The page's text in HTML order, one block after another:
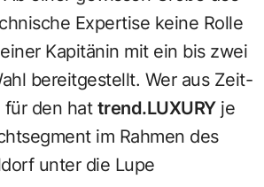
Expertise keine Rolle
Kapitänin mit ein bis zwei
bereitgestellt. Wer aus Zeit-
für den hat trend.LUXURYje
im Rahmen des
unter die Lupe